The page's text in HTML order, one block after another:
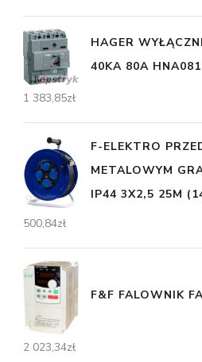
HAGER
40KA 80A
1 383,85zł
F-ELEKTRO
METALOWYM
IP44 3X2,5 25M
500,84zł
F&F FALOWNIK
2 023,34zł